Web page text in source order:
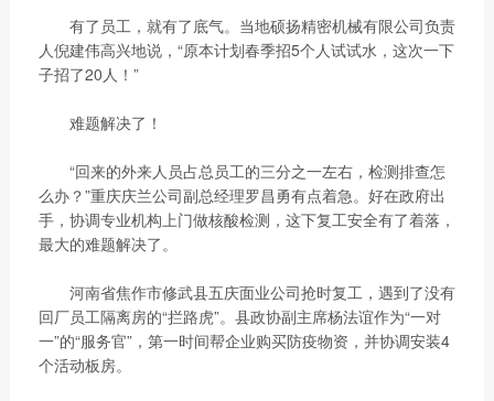
订购咨询
销售服务热线：
0775-3220350
+86 95098
有了员工，就有了底气。当地硕扬精密机械有限公司负责
人倪建伟高兴地说，“原本计划春季招5个人试试水，这次一下
子招了20人！”
难题解决了！
“回来的外来人员占总员工的三分之一左右，检测排查怎
么办？”重庆庆兰公司副总经理罗昌勇有点着急。好在政府出
手，协调专业机构上门做核酸检测，这下复工安全有了着落，
最大的难题解决了。
河南省焦作市修武县五庆面业公司抢时复工，遇到了没有
回厂员工隔离房的“拦路虎”。县政协副主席杨法谊作为“一对
一”的“服务官”，第一时间帮企业购买防疫物资，并协调安装4
个活动板房。